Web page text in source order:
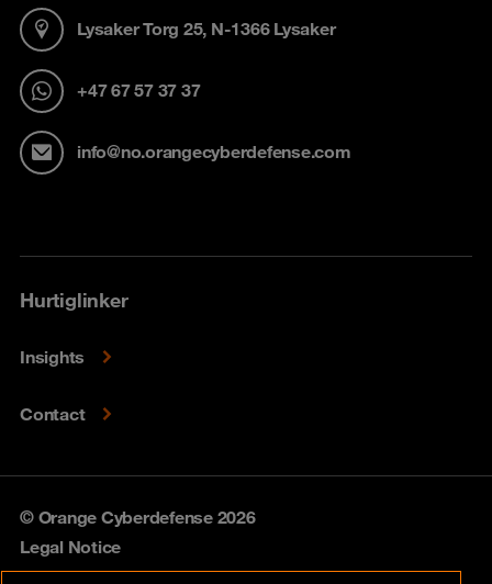
Lysaker Torg 25, N-1366 Lysaker
+47 67 57 37 37
info@no.orangecyberdefense.com
Hurtiglinker
Insights
Contact
© Orange Cyberdefense 2026
Legal Notice